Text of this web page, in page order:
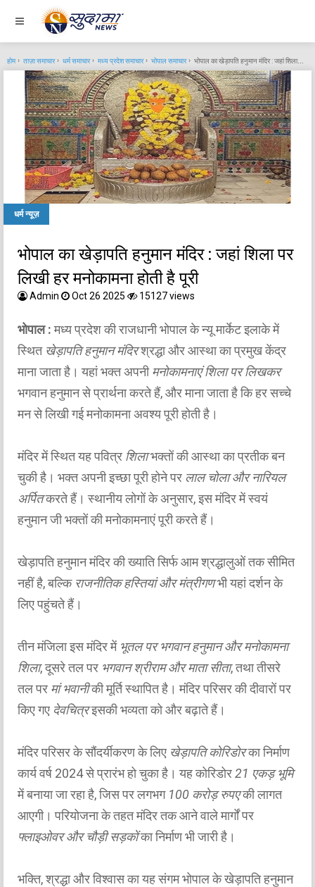
होम ताज़ा समाचार धर्म समाचार मध्य प्रदेश समाचार भोपाल समाचार भोपाल का खेड़ापति हनुमान मंदिर : जहां शिला पर लिखी हर मनोकामना होती है पूरी
धर्म न्यूज़
भोपाल का खेड़ापति हनुमान मंदिर : जहां शिला पर
लिखी हर मनोकामना होती है पूरी
Admin Oct 26 2025 15127 views
भोपाल :मध्य प्रदेश की राजधानी भोपाल के न्यू मार्केट इलाके में
स्थित खेड़ापति हनुमान मंदिरश्रद्धा और आस्था का प्रमुख केंद्र
माना जाता है। यहां भक्त अपनीमनोकामनाएं शिला पर लिखकर
भगवान हनुमान से प्रार्थना करते हैं, और माना जाता है कि हर सच्चे
मन से लिखी गई मनोकामना अवश्य पूरी होती है।
मंदिर में स्थित यह पवित्र शिलाभक्तों की आस्था का प्रतीक बन
चुकी है। भक्त अपनी इच्छा पूरी होने पर लाल चोला और नारियल
अर्पितकरते हैं। स्थानीय लोगों के अनुसार, इस मंदिर में स्वयं
हनुमान जी भक्तों की मनोकामनाएं पूरी करते हैं।
खेड़ापति हनुमान मंदिर की ख्याति सिर्फ आम श्रद्धालुओं तक सीमित
नहीं है, बल्कि राजनीतिक हस्तियां और मंत्रीगणभी यहां दर्शन के
लिए पहुंचते हैं।
तीन मंजिला इस मंदिर में भूतल पर भगवान हनुमान और मनोकामना
शिला, दूसरे तल पर भगवान श्रीराम और माता सीता, तथा तीसरे
तल पर मां भवानीकी मूर्ति स्थापित है। मंदिर परिसर की दीवारों पर
किए गए देवचित्रइसकी भव्यता को और बढ़ाते हैं।
मंदिर परिसर के सौंदर्यीकरण के लिए खेड़ापति कोरिडोरका निर्माण
कार्य वर्ष 2024 से प्रारंभ हो चुका है। यह कोरिडोर21 एकड़ भूमि
में बनाया जा रहा है, जिस पर लगभग 100 करोड़ रुपएकी लागत
आएगी। परियोजना के तहत मंदिर तक आने वाले मार्गों पर
फ्लाइओवर और चौड़ी सड़कोंका निर्माण भी जारी है।
भक्ति, श्रद्धा और विश्वास का यह संगम भोपाल के खेड़ापति हनुमान